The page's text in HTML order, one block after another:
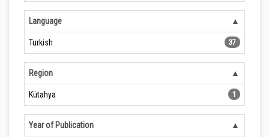
Language
Turkish 37
Region
Kütahya 1
Year of Publication